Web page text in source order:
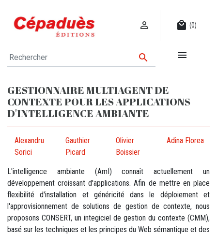
 local_mall (0)
 
GESTIONNAIRE MULTIAGENT DE
CONTEXTE POUR LES APPLICATIONS
D'INTELLIGENCE AMBIANTE
Alexandru
Sorici
Gauthier
Picard
Olivier
Boissier
Adina Florea
L'intelligence ambiante (AmI) connaît actuellement un
développement croissant d'applications. Afin de mettre en place
flexibilité d'installation et généricité dans le déploiement et
l'approvisionnement de solutions de gestion de contexte, nous
proposons CONSERT, un integiciel de gestion du contexte (CMM),
basé sur les techniques et les principes du Web sémantique et des